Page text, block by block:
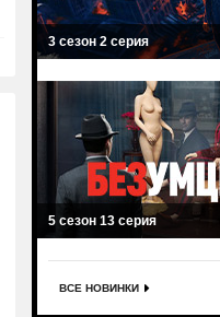
3 сезон 2 серия
5 сезон 13 серия
ВСЕ НОВИНКИ